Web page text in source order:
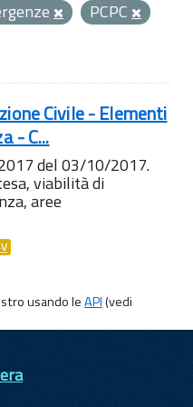
PCPC
Civile - Elementi
- C...
del 03/10/2017.
viabilità di
aree
usando leAPI(vedi